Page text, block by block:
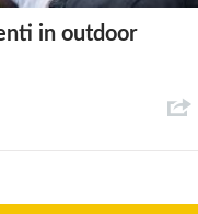
in outdoor